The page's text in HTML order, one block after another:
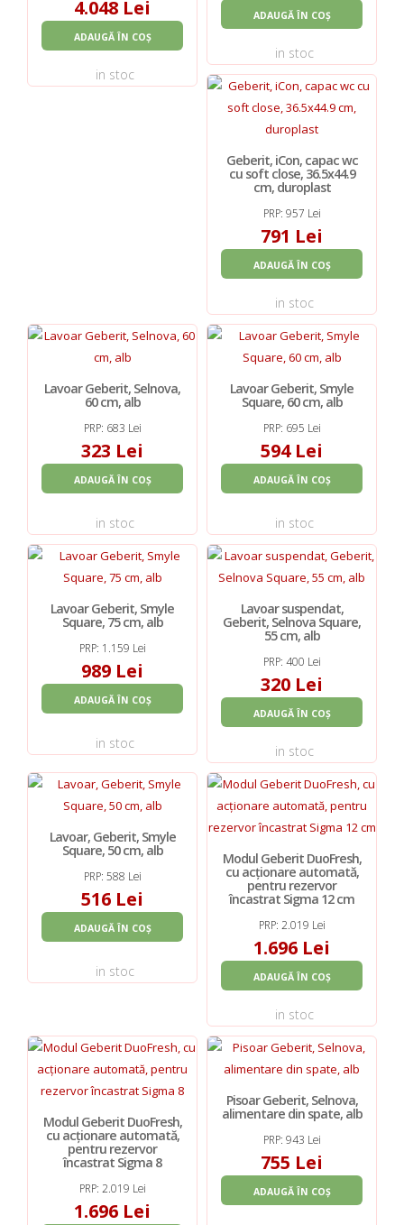
4.048 Lei
ADAUGĂ ÎN COȘ
in stoc
ADAUGĂ ÎN COȘ
in stoc
Geberit, iCon, capac wc
cu soft close, 36.5x44.9
cm, duroplast
PRP: 957 Lei
791 Lei
ADAUGĂ ÎN COȘ
in stoc
Lavoar Geberit, Selnova,
60 cm, alb
PRP: 683 Lei
323 Lei
ADAUGĂ ÎN COȘ
in stoc
Lavoar Geberit, Smyle
Square, 60 cm, alb
PRP: 695 Lei
594 Lei
ADAUGĂ ÎN COȘ
in stoc
Lavoar Geberit, Smyle
Square, 75 cm, alb
PRP: 1.159 Lei
989 Lei
ADAUGĂ ÎN COȘ
in stoc
Lavoar suspendat,
Geberit, Selnova Square,
55 cm, alb
PRP: 400 Lei
320 Lei
ADAUGĂ ÎN COȘ
in stoc
Lavoar, Geberit, Smyle
Square, 50 cm, alb
PRP: 588 Lei
516 Lei
ADAUGĂ ÎN COȘ
in stoc
Modul Geberit DuoFresh,
cu acționare automată,
pentru rezervor
încastrat Sigma 12 cm
PRP: 2.019 Lei
1.696 Lei
ADAUGĂ ÎN COȘ
in stoc
Modul Geberit DuoFresh,
cu acționare automată,
pentru rezervor
încastrat Sigma 8
PRP: 2.019 Lei
1.696 Lei
Pisoar Geberit, Selnova,
alimentare din spate, alb
PRP: 943 Lei
755 Lei
ADAUGĂ ÎN COȘ